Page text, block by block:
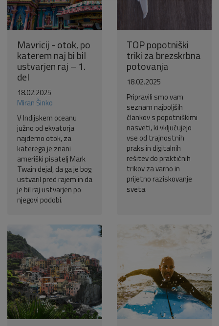
Mavricij - otok, po
katerem naj bi bil
ustvarjen raj – 1.
del
18.02.2025
Miran Šinko
V Indijskem oceanu
južno od ekvatorja
najdemo otok, za
katerega je znani
ameriški pisatelj Mark
Twain dejal, da ga je bog
ustvaril pred rajem in da
je bil raj ustvarjen po
njegovi podobi.
TOP popotniški
triki za brezskrbna
potovanja
18.02.2025
Pripravili smo vam
seznam najboljših
člankov s popotniškimi
nasveti, ki vključujejo
vse od trajnostnih
praks in digitalnih
rešitev do praktičnih
trikov za varno in
prijetno raziskovanje
sveta.
Ne hvala